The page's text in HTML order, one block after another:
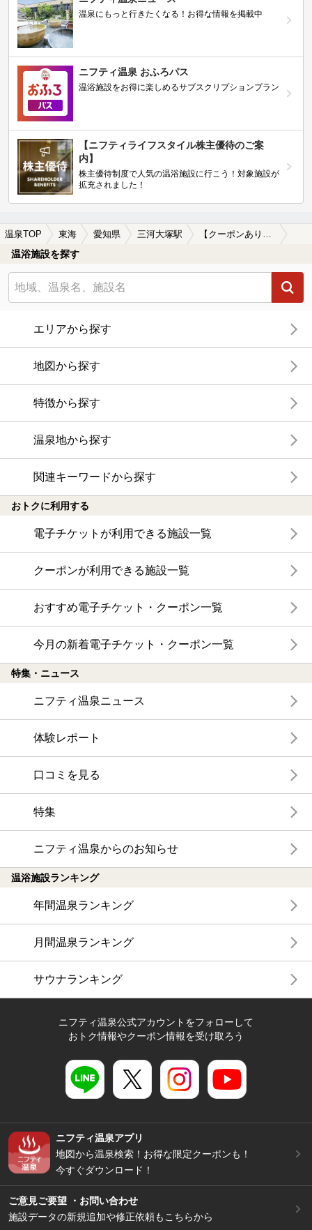
温泉にもっと行きたくなる！お得な情報を掲載中
ニフティ温泉 おふろパス
温浴施設をお得に楽しめるサブスクリプションプラン
【ニフティライフスタイル株主優待のご案
内】
株主優待制度で人気の温浴施設に行こう！対象施設が
拡充されました！
温泉TOP 東海 愛知県 三河大塚駅
温浴施設を探す
エリアから探す
地図から探す
特徴から探す
温泉地から探す
関連キーワードから探す
おトクに利用する
電子チケットが利用できる施設一覧
クーポンが利用できる施設一覧
おすすめ電子チケット・クーポン一覧
今月の新着電子チケット・クーポン一覧
特集・ニュース
ニフティ温泉ニュース
体験レポート
口コミを見る
特集
ニフティ温泉からのお知らせ
温浴施設ランキング
年間温泉ランキング
月間温泉ランキング
サウナランキング
ニフティ温泉公式アカウントをフォローして
おトク情報やクーポン情報を受け取ろう
ニフティ温泉アプリ
地図から温泉検索！お得な限定クーポンも！
今すぐダウンロード！
ご意見ご要望 ・お問い合わせ
施設データの新規追加や修正依頼もこちらから